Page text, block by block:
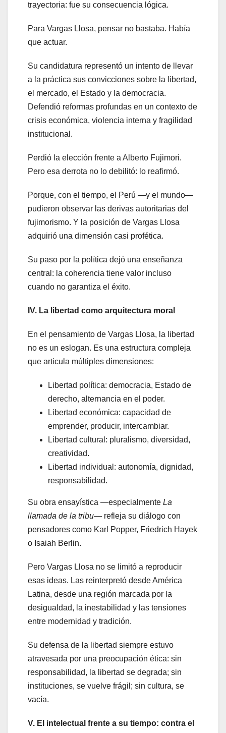
trayectoria: fue su consecuencia lógica.
Para Vargas Llosa, pensar no bastaba. Había
que actuar.
Su candidatura representó un intento de llevar
a la práctica sus convicciones sobre la libertad,
el mercado, el Estado y la democracia.
Defendió reformas profundas en un contexto de
crisis económica, violencia interna y fragilidad
institucional.
Perdió la elección frente a Alberto Fujimori.
Pero esa derrota no lo debilitó: lo reafirmó.
Porque, con el tiempo, el Perú —y el mundo—
pudieron observar las derivas autoritarias del
fujimorismo. Y la posición de Vargas Llosa
adquirió una dimensión casi profética.
Su paso por la política dejó una enseñanza
central: la coherencia tiene valor incluso
cuando no garantiza el éxito.
IV. La libertad como arquitectura moral
En el pensamiento de Vargas Llosa, la libertad
no es un eslogan. Es una estructura compleja
que articula múltiples dimensiones:
Libertad política: democracia, Estado de
derecho, alternancia en el poder.
Libertad económica: capacidad de
emprender, producir, intercambiar.
Libertad cultural: pluralismo, diversidad,
creatividad.
Libertad individual: autonomía, dignidad,
responsabilidad.
Su obra ensayística —especialmente La
llamada de la tribu— refleja su diálogo con
pensadores como Karl Popper, Friedrich Hayek
o Isaiah Berlin.
Pero Vargas Llosa no se limitó a reproducir
esas ideas. Las reinterpretó desde América
Latina, desde una región marcada por la
desigualdad, la inestabilidad y las tensiones
entre modernidad y tradición.
Su defensa de la libertad siempre estuvo
atravesada por una preocupación ética: sin
responsabilidad, la libertad se degrada; sin
instituciones, se vuelve frágil; sin cultura, se
vacía.
V. El intelectual frente a su tiempo: contra el